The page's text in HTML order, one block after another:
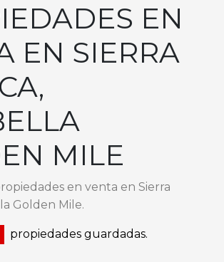
EN
EN SIERRA
MILE
en venta en Sierra
Golden Mile.
propiedades guardadas.